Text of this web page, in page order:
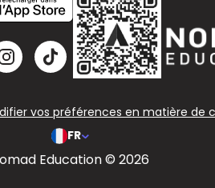
vos préférences en matière de
FR
Education © 2026